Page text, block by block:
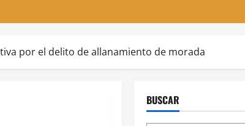
por el delito de allanamiento de morada
BUSCAR